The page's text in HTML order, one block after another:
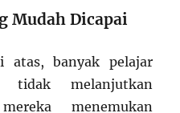
Mudah Dicapai
atas, banyak pelajar
tidak melanjutkan
menemukan